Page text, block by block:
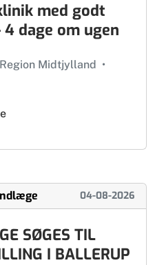
med godt
dage om ugen
Region Midtjylland •
04-08-2026
SØGES TIL
I BALLERUP